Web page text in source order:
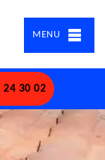
MENU
24 30 02